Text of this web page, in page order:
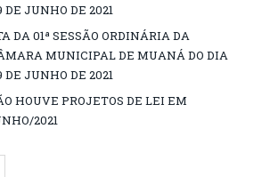
DE JUNHO DE 2021
DA 01ª SESSÃO ORDINÁRIA DA
MUNICIPAL DE MUANÁ DO DIA
DE JUNHO DE 2021
HOUVE PROJETOS DE LEI EM
2021